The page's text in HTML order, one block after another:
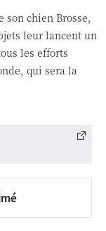
son chien Brosse,
leur lancent un
les efforts
qui sera la